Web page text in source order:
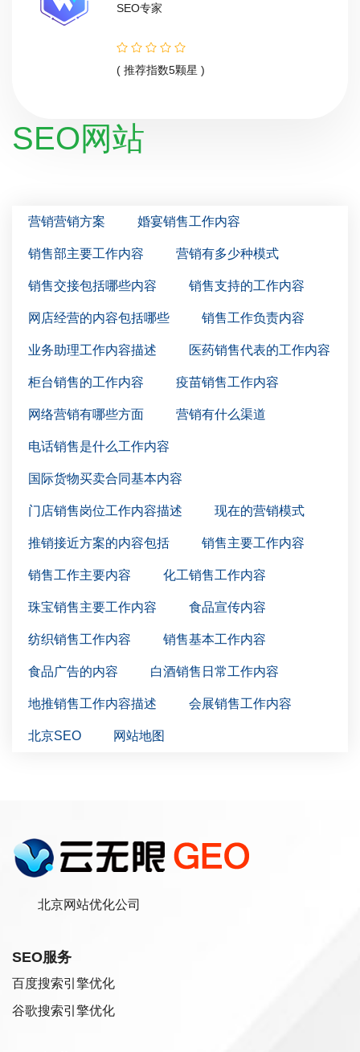
SEO专家
( 推荐指数5颗星 )
SEO网站
营销营销方案 婚宴销售工作内容
销售部主要工作内容 营销有多少种模式
销售交接包括哪些内容 销售支持的工作内容
网店经营的内容包括哪些 销售工作负责内容
业务助理工作内容描述 医药销售代表的工作内容
柜台销售的工作内容 疫苗销售工作内容
网络营销有哪些方面 营销有什么渠道
电话销售是什么工作内容
国际货物买卖合同基本内容
门店销售岗位工作内容描述 现在的营销模式
推销接近方案的内容包括 销售主要工作内容
销售工作主要内容 化工销售工作内容
珠宝销售主要工作内容 食品宣传内容
纺织销售工作内容 销售基本工作内容
食品广告的内容 白酒销售日常工作内容
地推销售工作内容描述 会展销售工作内容
北京SEO 网站地图
北京网站优化公司
SEO服务
百度搜索引擎优化
谷歌搜索引擎优化